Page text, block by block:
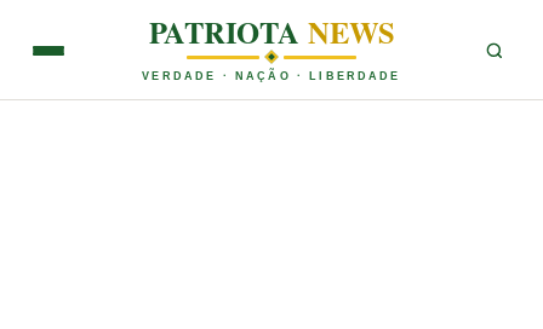
PATRIOTANEWS
VERDADE · NAÇÃO · LIBERDADE